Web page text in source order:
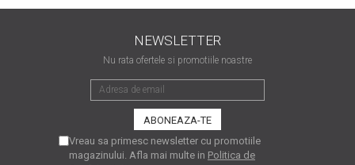
NEWSLETTER
Nu rata ofertele si promotiile noastre
Vreau sa primesc newsletter cu promotiile
magazinului. Afla mai multe in Politica de